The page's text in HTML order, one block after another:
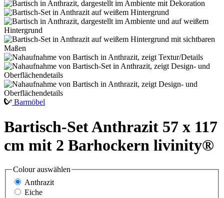
Barmöbel
Bartisch-Set Anthrazit 57 x 117
cm mit 2 Barhockern livinity®
Colourauswählen
Anthrazit
Eiche